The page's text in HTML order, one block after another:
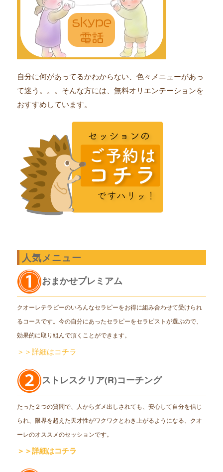
自分に何があってるかわからない、色々メニューがあっ
て迷う。。。そんな方には、無料オリエンテーションを
おすすめしています。
人気メニュー
おまかせプレミアム
クオーレテラピーのいろんなセラピーをお得に組み合わせて受けられ
るコースです。今の自分にあったセラピーをセラピストが選ぶので、
効果的に取り組んで頂くことができます。
＞＞詳細はコチラ
ストレスクリア(R)コーチング
たった２つの質問で、人からダメ出しされても、安心して自分を信じ
られ、限界を超えた天才性がワクワクとわき上がるようになる、クオ
ーレのオススメのセッションです。
＞＞詳細はコチラ